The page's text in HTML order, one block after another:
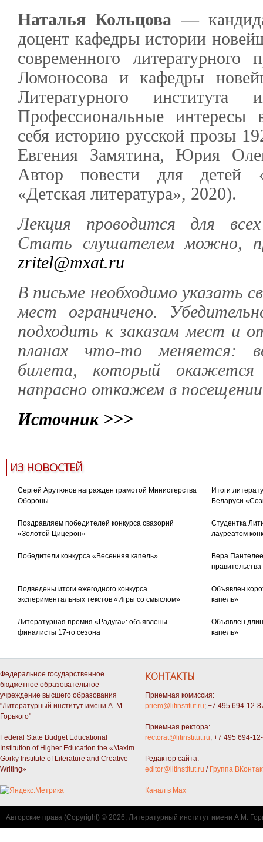
Наталья Кольцова —
доцент кафедры истории
современного
Ломоносова и кафедры
Литературного
Профессиональные
себя историю русской прозы
Евгения Замятина, Юрия
Автор повести для детей
«Детская литература», 2020).
Лекция проводится для
Стать слушателем можно,
zritel@mxat.ru
В письме необходимо указать
мест ограничено.
подходить к заказам мест и
планах что-то меняется:
билета, который окажется
напрасно откажем в
Источник >>>
ИЗ НОВОСТЕЙ
Сергей Арутюнов награжден грамотой Министерства
Обороны
Итоги
Беларуси
Поздравляем победителей конкурса свазорий
«Золотой Цицерон»
Студентка
лауреатом
Победители конкурса «Весенняя капель»
Вера
Подведены итоги ежегодного конкурса
экспериментальных текстов «Игры со смыслом»
Объявлен
капель»
Литературная премия «Радуга»: объявлены
финалисты 17-го сезона
Объявлен
капель»
Федеральное государственное
бюджетное образовательное
учреждение высшего образования
"Литературный институт имени А. М.
Горького"
Federal State Budget Educational
Institution of Higher Education the «Maxim
Gorky Institute of Literature and Creative
Writing»
КОНТАКТЫ
Приемная комиссия:
priem@litinstitut.ru; +7 495 694-12-
Приемная ректора:
rectorat@litinstitut.ru; +7 495 694-
Редактор сайта:
editor@litinstitut.ru / Группа
Канал в Max
Авторские права (Copyright) © 2026, Литературный институт имени А.М.